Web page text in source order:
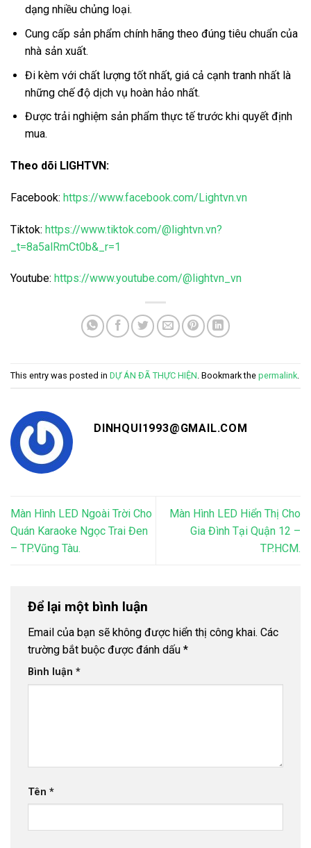
dạng nhiều chủng loại.
Cung cấp sản phẩm chính hãng theo đúng tiêu chuẩn của
nhà sản xuất.
Đi kèm với chất lượng tốt nhất, giá cả cạnh tranh nhất là
những chế độ dịch vụ hoàn hảo nhất.
Được trải nghiệm sản phẩm thực tế trước khi quyết định
mua.
Theo dõi LIGHTVN:
Facebook: https://www.facebook.com/Lightvn.vn
Tiktok: https://www.tiktok.com/@lightvn.vn?
_t=8a5alRmCt0b&_r=1
Youtube: https://www.youtube.com/@lightvn_vn
This entry was posted in DỰ ÁN ĐÃ THỰC HIỆN . Bookmark the permalink
DINHQUI1993@GMAIL.COM
Màn Hình LED Ngoài Trời Cho
Quán Karaoke Ngọc Trai Đen
– TP.Vũng Tàu.
Màn Hình LED Hiển Thị Cho
Gia Đình Tại Quận 12 –
TP.HCM.
Để lại một bình luận
Email của bạn sẽ không được hiển thị công khai. Các
trường bắt buộc được đánh dấu *
Bình luận *
Tên *